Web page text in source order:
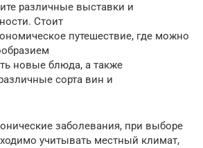
различные выставки и
Стоит
путешествие, где можно
новые блюда, а также
сорта вин и
заболевания, при выборе
учитывать местный климат,